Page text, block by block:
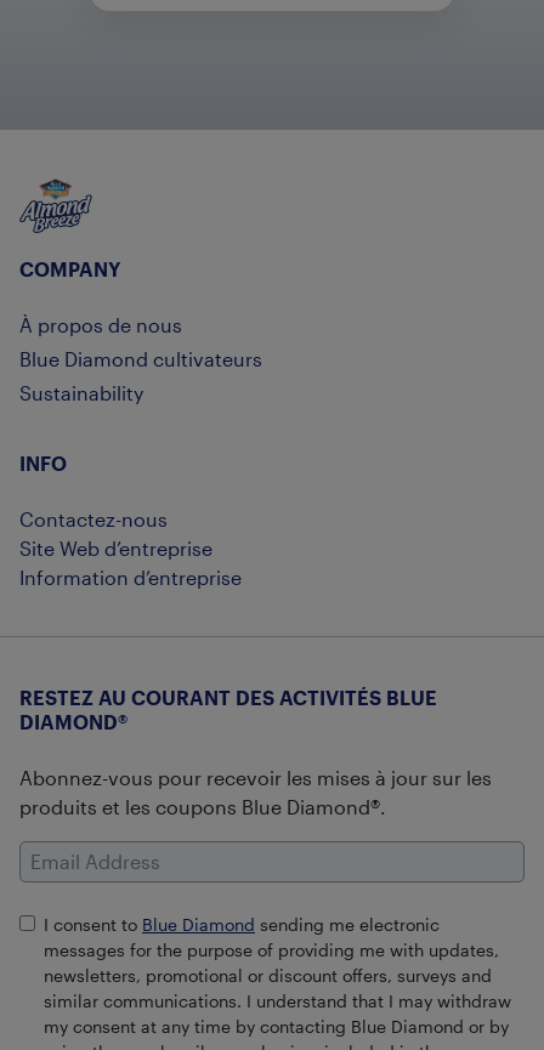
Almond Breeze
COMPANY
À propos de nous
Blue Diamond cultivateurs
Sustainability
INFO
Contactez-nous
Site Web d’entreprise
Information d’entreprise
RESTEZ AU COURANT DES ACTIVITÉS BLUE
DIAMOND®
Abonnez-vous pour recevoir les mises à jour sur les
produits et les coupons Blue Diamond®.
Email Address
I consent to Blue Diamond sending me electronic
messages for the purpose of providing me with updates,
newsletters, promotional or discount offers, surveys and
similar communications. I understand that I may withdraw
my consent at any time by contacting Blue Diamond or by